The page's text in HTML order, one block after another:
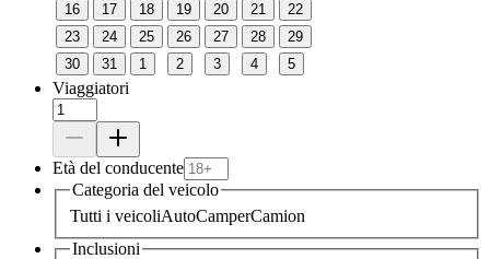
16
17 18 19 20 21
22
23
24 25 26 27 28
29
30
31 1 2 3 4 5
Viaggiatori
Età del conducente
Categoria del veicolo
Tutti i veicoliAutoCamperCamion
Inclusioni